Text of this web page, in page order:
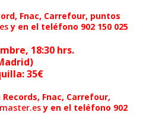
Fnac, Carrefour, puntos
y en el teléfono 902 150 025
, 18:30 hrs.
35€
Fnac, Carrefour,
y en el teléfono 902